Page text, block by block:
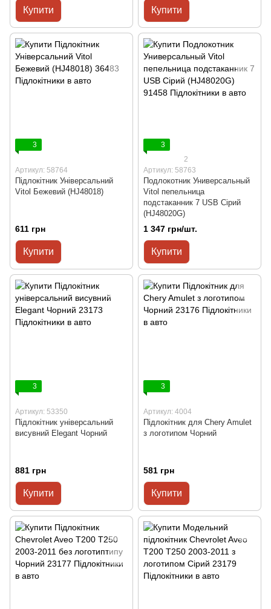
Купити Купити
3
Артикул: 58764
Підлокітник Універсальний
Vitol Бежевий (HJ48018)
611 грн
Купити
3
2
Артикул: 58763
Подлокотник Универсальный
Vitol пепельница
подстаканник 7 USB Сірий
(HJ48020G)
1 347 грн/шт.
Купити
3
Артикул: 53350
Підлокітник універсальний
висувний Elegant Чорний
881 грн
Купити
3
Артикул: 4004
Підлокітник для Chery Amulet
з логотипом Чорний
581 грн
Купити